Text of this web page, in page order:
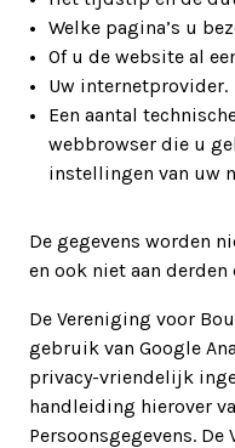
Welke pagina’s u
Of u de website al
Uw internetprovider.
Een aantal
webbrowser die u
instellingen van uw
De gegevens worden
en ook niet aan derden
De Vereniging voor
gebruik van Google
privacy-vriendelijk
handleiding hierover
Persoonsgegevens.